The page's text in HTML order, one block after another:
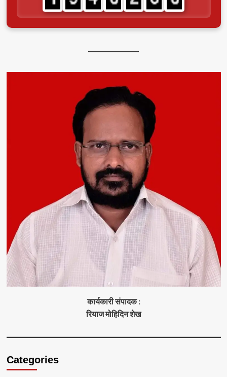
कार्यकारी संपादक :
रियाज मोहिदिन शेख
Categories